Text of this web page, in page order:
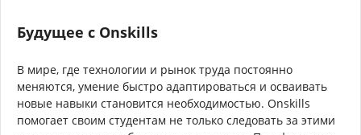
Будущее с Onskills
В мире, где технологии и рынок труда постоянно
меняются, умение быстро адаптироваться и осваивать
новые навыки становится необходимостью. Onskills
помогает своим студентам не только следовать за этими